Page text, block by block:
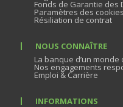
Fonds de Garantie des
Paramètres des cookies
Résiliation de contrat
NOUS CONNAÎTRE
La banque d’un monde
Nos engagements
Emploi & Carrière
INFORMATIONS